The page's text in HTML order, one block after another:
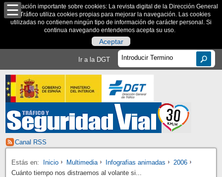
Información importante sobre cookies: La revista digital de la Dirección General
de Tráfico utiliza cookies propias para mejorar la navegación. Las cookies
utilizadas no contienen ningún tipo de información de carácter personal. Si
continua navegando entendemos acepta su uso.
Aceptar
Ir a la DGT
Canal RSS
Estás en: Inicio Multimedia Infografias animadas
2006
Cuánto tiempo nos distraemos al volante si...